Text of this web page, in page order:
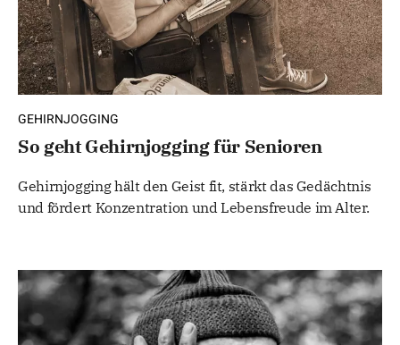
GEHIRNJOGGING
So geht Gehirnjogging für Senioren
Gehirnjogging hält den Geist fit, stärkt das Gedächtnis
und fördert Konzentration und Lebensfreude im Alter.